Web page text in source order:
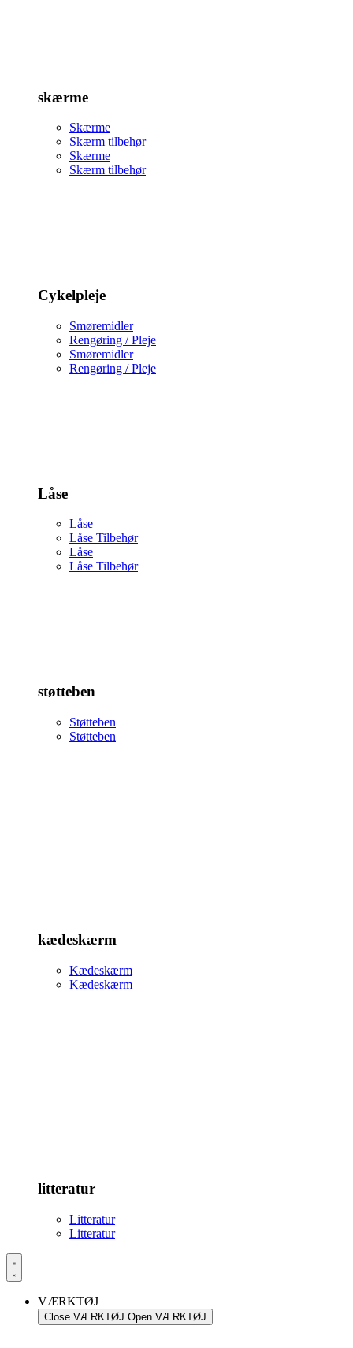
skærme
Skærme
Skærm tilbehør
Skærme
Skærm tilbehør
Cykelpleje
Smøremidler
Rengøring / Pleje
Smøremidler
Rengøring / Pleje
Låse
Låse
Låse Tilbehør
Låse
Låse Tilbehør
støtteben
Støtteben
Støtteben
kædeskærm
Kædeskærm
Kædeskærm
litteratur
Litteratur
Litteratur
VÆRKTØJ
Close VÆRKTØJ Open VÆRKTØJ